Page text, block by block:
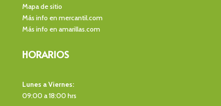
Mapa de sitio
Más info en mercantil.com
Más info en amarillas.com
HORARIOS
Lunes a Viernes:
09:00 a 18:00 hrs